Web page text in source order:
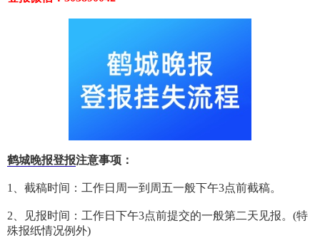
鹤城晚报登报注意事项：
1、截稿时间：工作日周一到周五一般下午3点前截稿。
2、见报时间：工作日下午3点前提交的一般第二天见报。(特
殊报纸情况例外)